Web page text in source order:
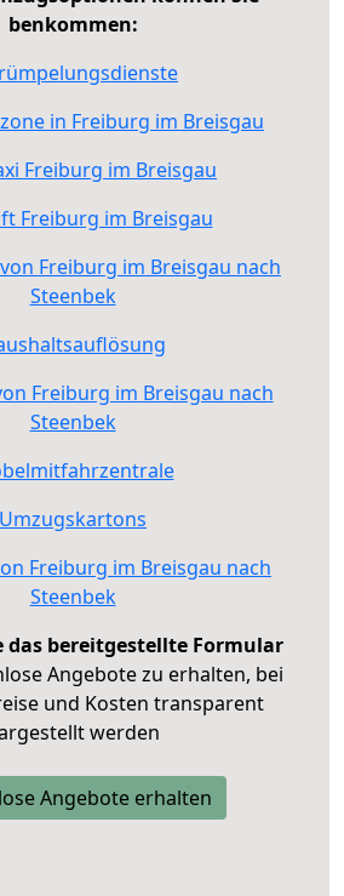
benkommen:
in Freiburg im Breisgau
Freiburg im Breisgau
Freiburg im Breisgau
Freiburg im Breisgau nach
Steenbek
Freiburg im Breisgau nach
Steenbek
Umzugskartons
Freiburg im Breisgau nach
Steenbek
das bereitgestellte Formular
Angebote zu erhalten, bei
und Kosten transparent
werden
Angebote erhalten